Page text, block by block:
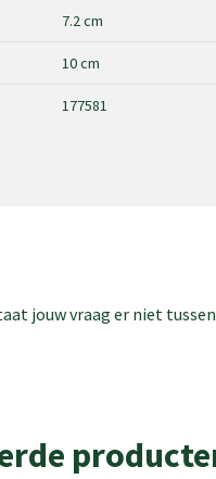
7.2 cm
10 cm
177581
jouw vraag er niet